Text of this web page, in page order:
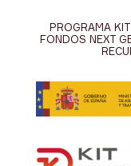
PROGRAMA
FONDOS NEXT